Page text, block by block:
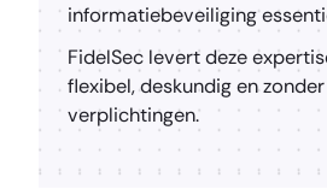
informatiebeveiliging
FidelSec levert deze
flexibel, deskundig en
verplichtingen.